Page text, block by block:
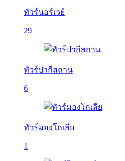
ทัวร์นอร์เวย์
29
ทัวร์ปากีสถาน
6
ทัวร์มองโกเลีย
1